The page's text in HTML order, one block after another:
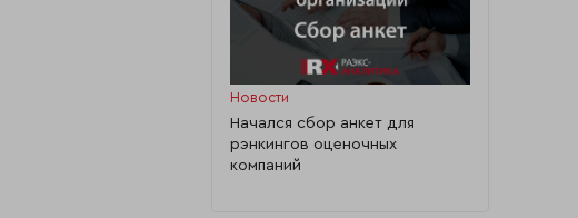
Новости
Начался сбор анкет для
рэнкингов оценочных
компаний